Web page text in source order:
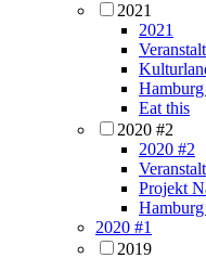
2021
2021
Eat this
2020 #2
2020 #2
Projekt
2020 #1
2019